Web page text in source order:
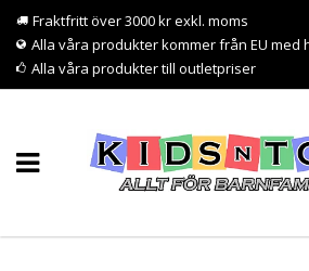
Fraktfritt över 3000 kr exkl. moms
Alla våra produkter kommer från EU med
Alla våra produkter till outletpriser